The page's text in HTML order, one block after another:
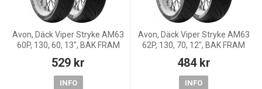
Avon, Däck Viper Stryke AM63
60P, 130, 60, 13", BAK FRAM
529 kr
INFO
Avon, Däck Viper Stryke AM63
62P, 130, 70, 12", BAK FRAM
484 kr
INFO